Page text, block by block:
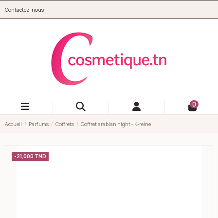
Contactez-nous
0
Accueil Parfums Coffrets Coffret arabian night - K-reine
-21,000 TND